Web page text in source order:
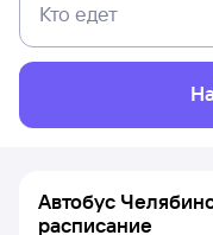
Кто едет
Автобус
расписание